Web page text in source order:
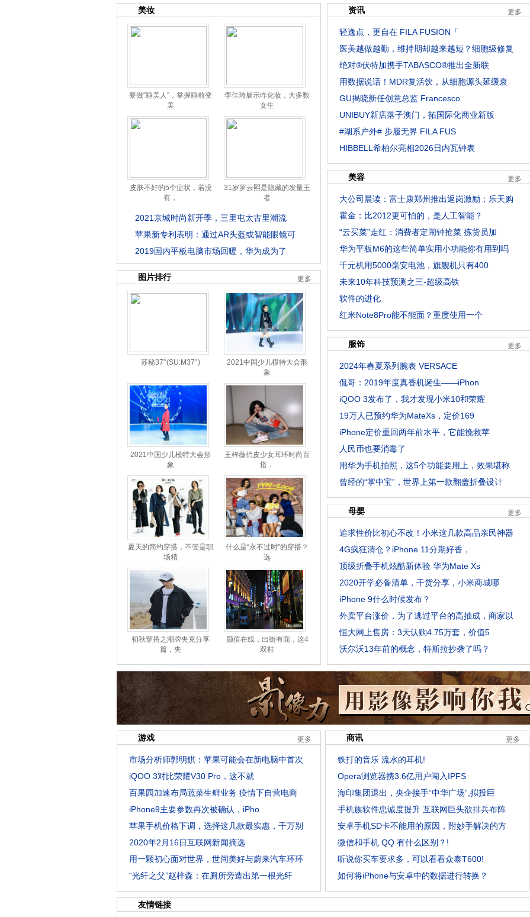
美妆
要做“睡美人”，掌握睡前变
美
李佳琦展示咋化妆，大多数
女生
皮肤不好的5个症状，若没
有，
31岁罗云熙是隐藏的发量王
者
2021京城时尚新开季，三里屯太古里潮流
苹果新专利表明：通过AR头盔或智能眼镜可
2019国内平板电脑市场回暖，华为成为了
图片排行 更多
苏秘37°(SU:M37°)
2021中国少儿模特大会形
象
2021中国少儿模特大会形
象
王梓薇俏皮少女耳环时尚百
搭，
夏天的简约穿搭，不管是职
场精
什么是“永不过时”的穿搭？
选
初秋穿搭之潮牌夹克分享
篇，夹
颜值在线，出街有面，这4
双鞋
资讯 更多
轻逸点，更自在 FILA FUSION「
医美越做越勤，维持期却越来越短？细胞级修复
绝对®伏特加携手TABASCO®推出全新联
用数据说话！MDR复活饮，从细胞源头延缓衰
GU揭晓新任创意总监 Francesco
UNIBUY新店落子澳门，拓国际化商业新版
#湖系户外# 步履无界 FILA FUS
HIBBELL希柏尔亮相2026日内瓦钟表
美容 更多
大公司晨读：富士康郑州推出返岗激励；乐天购
霍金：比2012更可怕的，是人工智能？
“云买菜”走红：消费者定闹钟抢菜 拣货员加
华为平板M6的这些简单实用小功能你有用到吗
千元机用5000毫安电池，旗舰机只有400
未来10年科技预测之三-超级高铁
软件的进化
红米Note8Pro能不能面？重度使用一个
服饰 更多
2024年春夏系列腕表 VERSACE
侃哥：2019年度真香机诞生——iPhon
iQOO 3发布了，我才发现小米10和荣耀
19万人已预约华为MateXs，定价169
iPhone定价重回两年前水平，它能挽救苹
人民币也要消毒了
用华为手机拍照，这5个功能要用上，效果堪称
曾经的“掌中宝”，世界上第一款翻盖折叠设计
母婴 更多
追求性价比初心不改！小米这几款高品亲民神器
4G疯狂清仓？iPhone 11分期好香，
顶级折叠手机炫酷新体验 华为Mate Xs
2020开学必备清单，干货分享，小米商城哪
iPhone 9什么时候发布？
外卖平台涨价，为了逃过平台的高抽成，商家以
恒大网上售房：3天认购4.75万套，价值5
沃尔沃13年前的概念，特斯拉抄袭了吗？
游戏 更多
市场分析师郭明錤：苹果可能会在新电脑中首次
iQOO 3对比荣耀V30 Pro，这不就
百果园加速布局蔬菜生鲜业务 疫情下自营电商
iPhone9主要参数再次被确认，iPho
苹果手机价格下调，选择这几款最实惠，千万别
2020年2月16日互联网新闻摘选
用一颗初心面对世界，世间美好与蔚来汽车环环
“光纤之父”赵梓森：在厕所旁造出第一根光纤
商讯 更多
铁打的音乐 流水的耳机!
Opera浏览器携3.6亿用户闯入IPFS
海印集团退出，央企接手“中华广场”,拟投巨
手机族软件忠诚度提升 互联网巨头欲排兵布阵
安卓手机SD卡不能用的原因，附妙手解决的方
微信和手机 QQ 有什么区别？!
听说你买车要求多，可以看看众泰T600!
如何将iPhone与安卓中的数据进行转换？
友情链接